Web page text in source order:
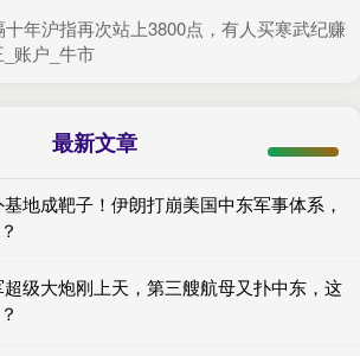
年沪指再次站上3800点，有人买寒武纪赚
_账户_牛市
最新文章
地成靶子！伊朗打崩美国中东军事体系，
级大炮刚上天，第三艘航母又扑中东，这